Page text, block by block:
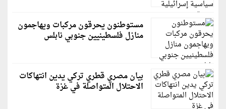
مستوطنون يحرقون مركبات ويهاجمون
منازل فلسطينيين جنوبي نابلس
بيان مصري قطري تركي يدين انتهاكات
الاحتلال المتواصلة في غزة